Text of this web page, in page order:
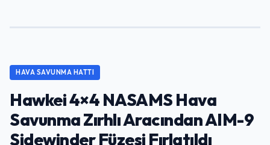
HAVA SAVUNMA HATTI
Hawkei 4×4 NASAMS Hava
Savunma Zırhlı Aracından AIM-9
Sidewinder Füzesi Fırlatıldı